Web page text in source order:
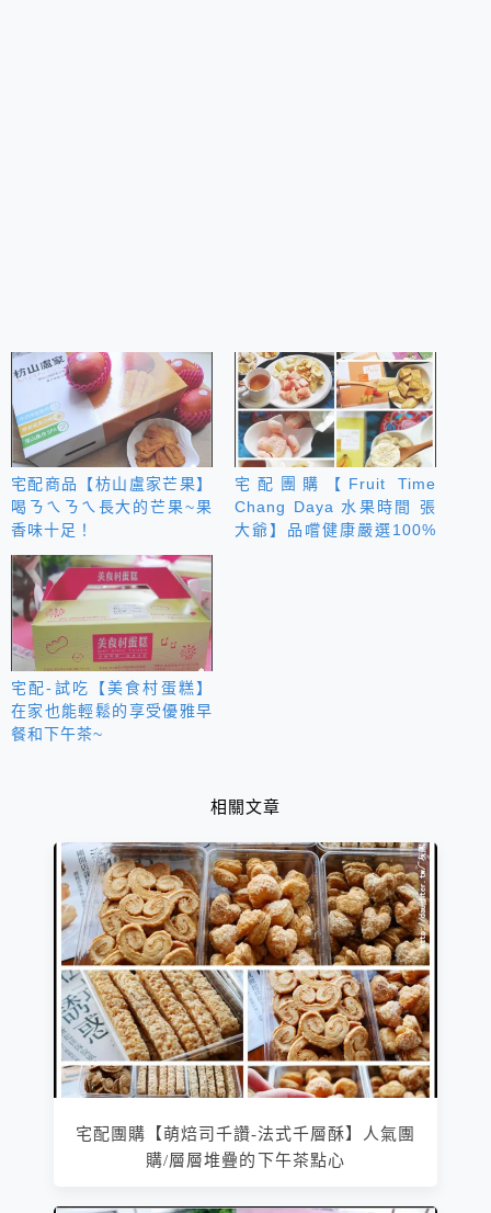
宅配商品【枋山盧家芒果】
喝ㄋㄟㄋㄟ長大的芒果~果
香味十足！
宅配團購【Fruit Time
Chang Daya 水果時間 張
大爺】品嚐健康嚴選100%
宅配-試吃【美食村蛋糕】
在家也能輕鬆的享受優雅早
餐和下午茶~
相關文章
宅配團購【萌焙司千讚-法式千層酥】人氣團
購/層層堆疊的下午茶點心